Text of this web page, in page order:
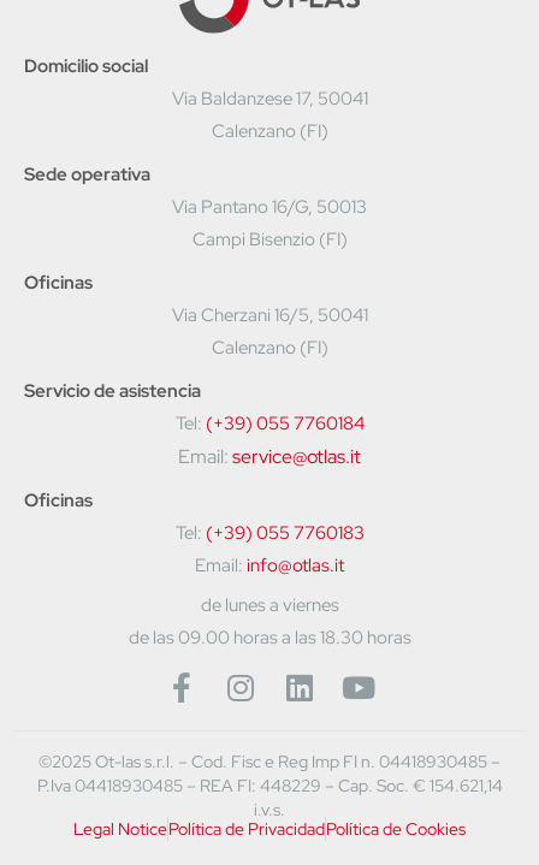
Servicio de asistencia
Tel: (+39) 055 7760184
Email:service@otlas.it
Oficinas
Tel: (+39) 055 7760183
Email: info@otlas.it
de lunes a viernes
de las 09.00 horas a las 18.30 horas
Domicilio social
Via Baldanzese 17, 50041
Calenzano (FI)
Sede operativa
Via Pantano 16/G, 50013
Campi Bisenzio (FI)
Oficinas
Via Cherzani 16/5, 50041
Calenzano (FI)
©2025 Ot-las s.r.l. – Cod. Fisc e Reg Imp FI n. 04418930485 –
P.Iva 04418930485 – REA FI: 448229 – Cap. Soc. € 154.621,14
i.v.s.
Legal NoticePolítica de PrivacidadPolítica de Cookies